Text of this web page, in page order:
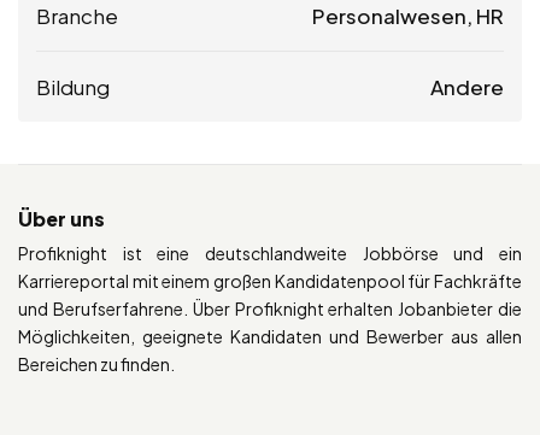
Branche Personalwesen, HR
Bildung Andere
Über uns
Profiknight ist eine deutschlandweite Jobbörse und ein
Karriereportal mit einem großen Kandidatenpool für Fachkräfte
und Berufserfahrene. Über Profiknight erhalten Jobanbieter die
Möglichkeiten, geeignete Kandidaten und Bewerber aus allen
Bereichen zu finden.